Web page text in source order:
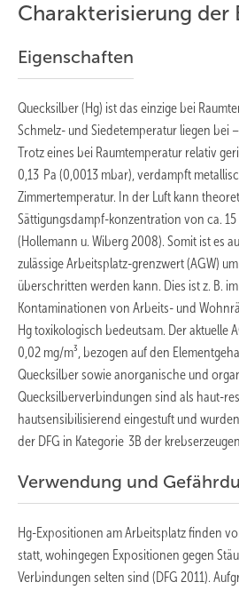
Charakterisierung der
Eigenschaften
Quecksilber (Hg) ist das einzige bei
Schmelz- und Siedetemperatur liegen bei
Trotz eines bei Raumtemperatur relativ
0,13 Pa (0,0013 mbar), verdampft
Zimmertemperatur. In der Luft kann
Sättigungsdampf-konzentration von ca.
(Hollemann u. Wiberg 2008). Somit ist es
zulässige Arbeitsplatz-grenzwert (AGW)
überschritten werden kann. Dies ist z. B.
Kontaminationen von Arbeits- und
Hg toxikologisch bedeutsam. Der aktuelle
0,02 mg/m³, bezogen auf den
Quecksilber sowie anorganische und
Quecksilberverbindungen sind als haut-
hautsensibilisierend eingestuft und
der DFG in Kategorie 3B der
Verwendung und
Hg-Expositionen am Arbeitsplatz finden
statt, wohingegen Expositionen gegen
Verbindungen selten sind (DFG 2011).